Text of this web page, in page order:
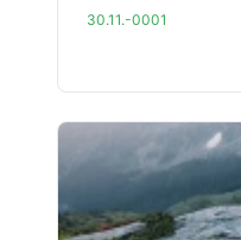
30.11.-0001